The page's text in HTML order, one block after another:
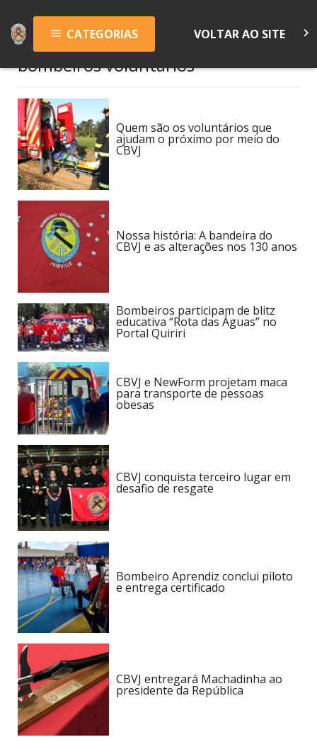
menu CATEGORIAS VOLTAR AO SITE keyboard_arrow_right
bombeiros voluntários
Quem são os voluntários que
ajudam o próximo por meio do
CBVJ
Nossa história: A bandeira do
CBVJ e as alterações nos 130 anos
Bombeiros participam de blitz
educativa “Rota das Águas” no
Portal Quiriri
CBVJ e NewForm projetam maca
para transporte de pessoas
obesas
CBVJ conquista terceiro lugar em
desafio de resgate
Bombeiro Aprendiz conclui piloto
e entrega certificado
CBVJ entregará Machadinha ao
presidente da República